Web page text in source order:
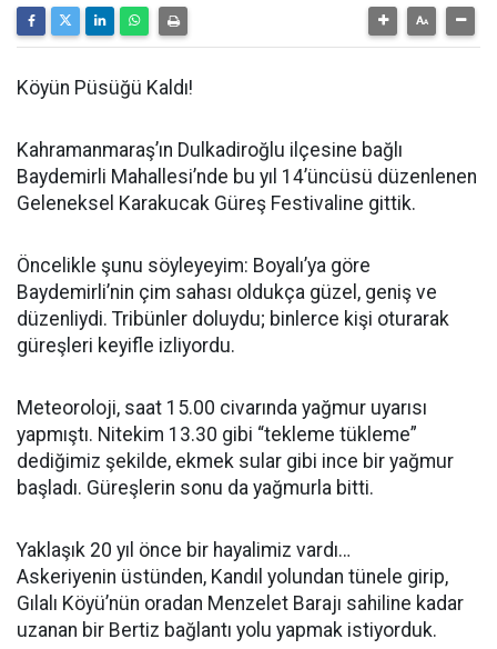
Köyün Püsüğü Kaldı!
Kahramanmaraş’ın Dulkadiroğlu ilçesine bağlı
Baydemirli Mahallesi’nde bu yıl 14’üncüsü düzenlenen
Geleneksel Karakucak Güreş Festivaline gittik.
Öncelikle şunu söyleyeyim: Boyalı’ya göre
Baydemirli’nin çim sahası oldukça güzel, geniş ve
düzenliydi. Tribünler doluydu; binlerce kişi oturarak
güreşleri keyifle izliyordu.
Meteoroloji, saat 15.00 civarında yağmur uyarısı
yapmıştı. Nitekim 13.30 gibi “tekleme tükleme”
dediğimiz şekilde, ekmek sular gibi ince bir yağmur
başladı. Güreşlerin sonu da yağmurla bitti.
Yaklaşık 20 yıl önce bir hayalimiz vardı…
Askeriyenin üstünden, Kandıl yolundan tünele girip,
Gılalı Köyü’nün oradan Menzelet Barajı sahiline kadar
uzanan bir Bertiz bağlantı yolu yapmak istiyorduk.